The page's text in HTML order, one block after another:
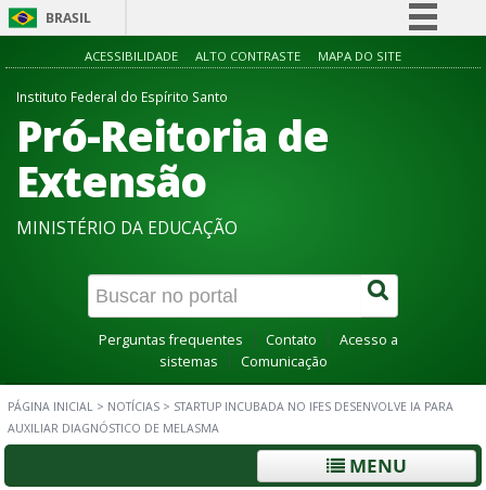
BRASIL
Simplifique!
Acesso à informação
ACESSIBILIDADE ALTO CONTRASTE MAPA DO SITE
Instituto Federal do Espírito Santo
Pró-Reitoria de
Extensão
MINISTÉRIO DA EDUCAÇÃO
Perguntas frequentes Contato
Acesso a
sistemas
Comunicação
PÁGINA INICIAL > NOTÍCIAS > STARTUP INCUBADA NO IFES DESENVOLVE IA PARA
AUXILIAR DIAGNÓSTICO DE MELASMA
MENU